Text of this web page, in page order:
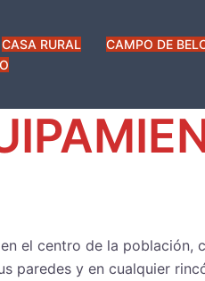
CASA RURAL CAMPO DE
el centro de la población,
paredes y en cualquier